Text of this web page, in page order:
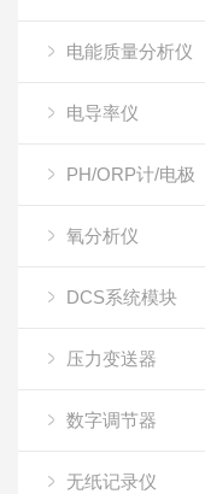
电能质量分析仪
电导率仪
PH/ORP计/电极
氧分析仪
DCS系统模块
压力变送器
数字调节器
无纸记录仪